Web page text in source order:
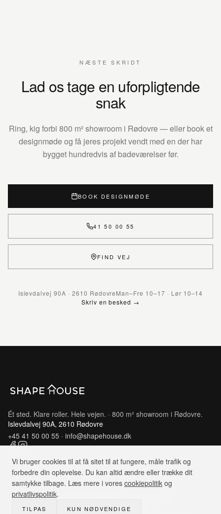
NÆSTE SKRIDT
Lad os tage en uforpligtende
snak
Ring, kig forbi 800 m² showroom i Rødovre — eller book et
designmøde og få jeres projekt vendt med en der har
bygget hundredvis af badeværelser før.
BOOK DESIGNMØDE
41 50 00 55
FIND VEJ
Islevdalvej 90A · 2610 RødovreMan–Fre 10–17 · Lør 10–14
Skriv en besked →
Ét sted. Klare roller. Hele vejen. · 800 m² showroom i Rødovre.
Islevdalvej 90A, 2610 Rødovre
+45 41 50 00 55 · info@shapehouse.dk
© 2026 Shape House A/S · CVR: 35874704
Cookieindstillinger
Vi bruger cookies til at få sitet til at fungere, måle trafik og
forbedre din oplevelse. Du kan altid ændre eller trække dit
samtykke tilbage. Læs mere i vores cookiepolitik og
privatlivspolitik.
TILPAS KUN NØDVENDIGE